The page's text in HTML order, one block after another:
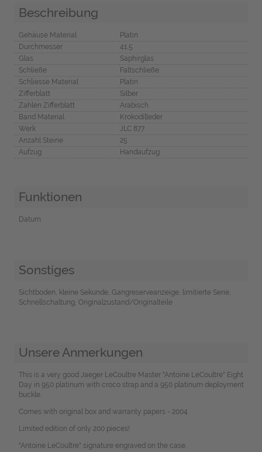
Beschreibung
Gehäuse Material
Platin
Durchmesser
41,5
Glas
Saphirglas
Schließe
Faltschließe
Schliesse Material
Platin
Zifferblatt
Silber
Zahlen Zifferblatt
Arabisch
Band Material
Krokodilleder
Werk
JLC 877
Anzahl Steine
25
Aufzug
Handaufzug
Funktionen
Datum
Sonstiges
Sichtboden, kleine Sekunde, Gangreserveanzeige, limitierte Serie,
Schnellschaltung, Originalzustand/Originalteile
Unsere Anmerkungen
This is a very good Jaeger LeCoultre Master "Antoine LeCoultre" Eight
Day in 950 platinum with croco strap and a 950 platinum deployment
buckle.
Comes with original box and warranty papers - 2004.
Limited edition of only 200 pieces!
"Antoine LeCoultre" signature engraved on the case.